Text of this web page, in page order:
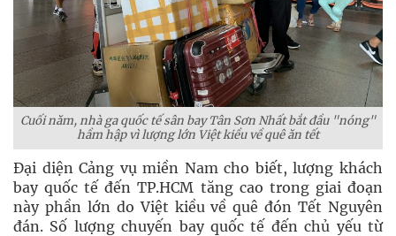
Cuối năm, nhà ga quốc tế sân bay Tân Sơn Nhất bắt đầu "nóng"
hầm hập vì lượng lớn Việt kiều về quê ăn tết
Đại diện Cảng vụ miền Nam cho biết, lượng khách
bay quốc tế đến TP.HCM tăng cao trong giai đoạn
này phần lớn do Việt kiều về quê đón Tết Nguyên
đán. Số lượng chuyến bay quốc tế đến chủ yếu từ